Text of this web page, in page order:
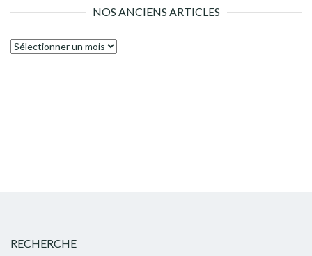
NOS ANCIENS ARTICLES
Nos
RECHERCHE